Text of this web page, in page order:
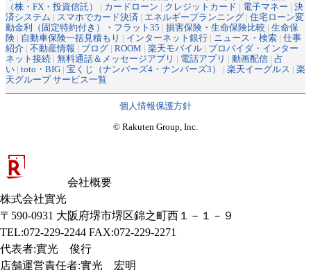
（株・FX・投資信託）
| カードローン | クレジットカード | 電子マネー | 決
済システム | スマホでカード決済 | エネルギープランニング | 住宅ローン変
動金利（固定特約付き）・フラット35 | 損害保険・生命保険比較 | 生命保
険 | 自動車保険一括見積もり | インターネット銀行 | ニュース・検索 | 仕事
紹介 | 不動産情報 | ブログ | ROOM | 楽天モバイル | プロバイダ・インター
ネット接続 | 無料通話＆メッセージアプリ | 電話アプリ | 動画配信 | 占
い | toto・BIG | 宝くじ（ナンバーズ4・ナンバーズ3） | 楽天イーグルス | 楽
天グループ サービス一覧
個人情報保護方針
© Rakuten Group, Inc.
会社概要
株式会社實光
〒590-0931 大阪府堺市堺区錦之町西１－１－９
TEL:072-229-2244 FAX:072-229-2271
代表者:實光 俊行
店舗運営責任者:實光 宏明